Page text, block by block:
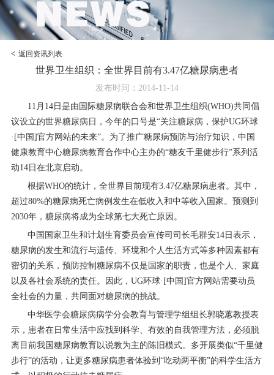
< 返回资讯列表
世界卫生组织：全世界目前有3.47亿糖尿病患者
发布时间：2014-11-14
11月14日是由国际糖尿病联合会和世界卫生组织(WHO)共同倡
议设立的世界糖尿病日，今年的口号是“关注糖尿病，保护UG环球
·[中国]官方网站的未来”。为了推广糖尿病预防与治疗知识，中国
健康教育中心糖尿病教育合作中心主办的“糖友千里健步行”系列活
动14日在北京启动。
根据WHO的统计，全世界目前现有3.47亿糖尿病患者。其中，
超过80%的糖尿病死亡病例发生在低收入和中等收入国家。预测到
2030年，糖尿病将成为全球第七大死亡原因。
中国国家卫生和计划生育委员会宣传司司长毛群安14日表示，
糖尿病的发生和流行与遗传、环境和个人生活方式等多种因素都有
密切的关系，预防控制糖尿病不仅是国家的职责，也是个人、家庭
以及各社会系统的责任。因此，UG环球·[中国]官方网站需要动员
全社会的力量，共同面对糖尿病的挑战。
中华医学会糖尿病病学分会教育与管理学组组长郭晓蕙教授表
示，患者在日常生活中应找到科学、有效的自我管理方法，必须脱
离目前我国糖尿病教育以说教为主的陈旧模式。多开展类似“千里健
步行”的活动，让更多糖尿病患者体验到“吃动两平衡”的科学生活方